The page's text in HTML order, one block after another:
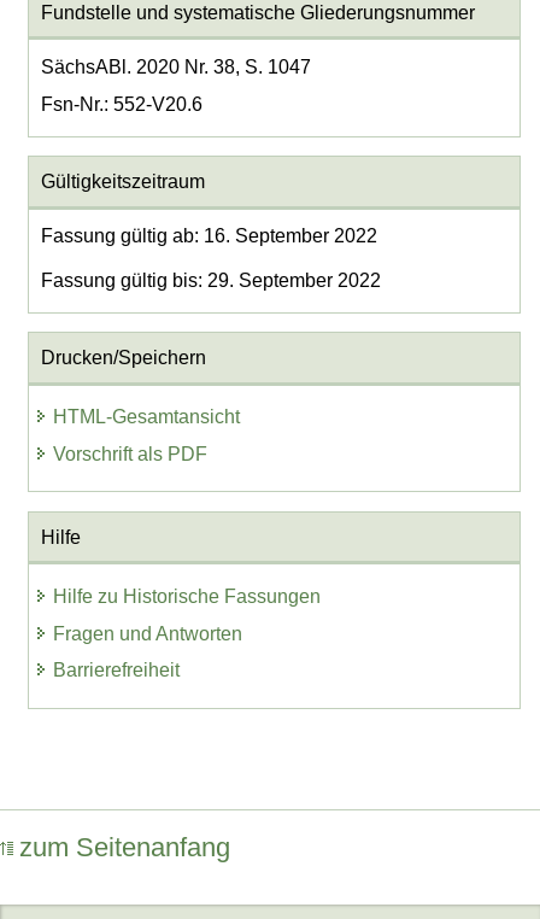
Fundstelle und systematische Gliederungsnummer
SächsABl. 2020 Nr. 38, S. 1047
Fsn-Nr.: 552-V20.6
Gültigkeitszeitraum
Fassung gültig ab: 16. September 2022
Fassung gültig bis: 29. September 2022
Drucken/Speichern
HTML-Gesamtansicht
Vorschrift als PDF
Hilfe
Hilfe zu Historische Fassungen
Fragen und Antworten
Barrierefreiheit
zum Seitenanfang